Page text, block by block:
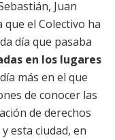
Juan
el Colectivo ha
día que pasaba
en los lugares
más en el que
de conocer las
de derechos
esta ciudad, en